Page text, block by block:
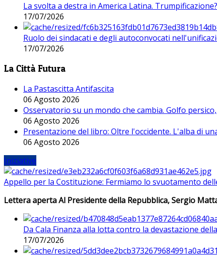
La svolta a destra in America Latina. Trumpificazione?
17/07/2026
Ruolo dei sindacati e degli autoconvocati
17/07/2026
La Città Futura
La Pastascitta Antifascita
06 Agosto 2026
Osservatorio su un mondo che cambia. Golfo
06 Agosto 2026
Presentazione del libro: Oltre l'occidente. L'alba di
06 Agosto 2026
Iniziative
Appello per la Costituzione: Fermiamo lo svuotamento
Lettera aperta Al Presidente della Repubblica, Sergio
Da Cala Finanza alla lotta contro la devastazione
17/07/2026